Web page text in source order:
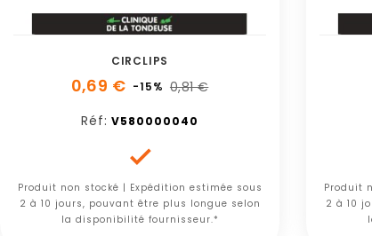
CIRCLIPS
0,69 € -15% 0,81 €
Réf: V580000040

Produit non stocké | Expédition estimée sous
2 à 10 jours, pouvant être plus longue selon
la disponibilité fournisseur.*
Produit
2 à 10